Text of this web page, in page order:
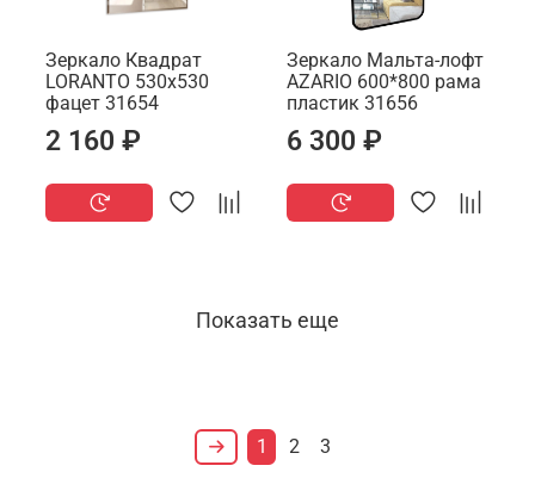
Зеркало Квадрат
LORANTO 530х530
фацет 31654
2 160 ₽
Зеркало Мальта-лофт
AZARIO 600*800 рама
пластик 31656
6 300 ₽
Показать еще
1 2 3